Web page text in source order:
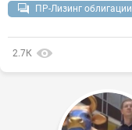
ПР-Лизинг облигации
2.7К